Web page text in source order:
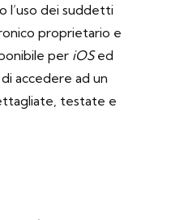
l’uso dei suddetti
proprietario e
per iOSed
accedere ad un
testate e